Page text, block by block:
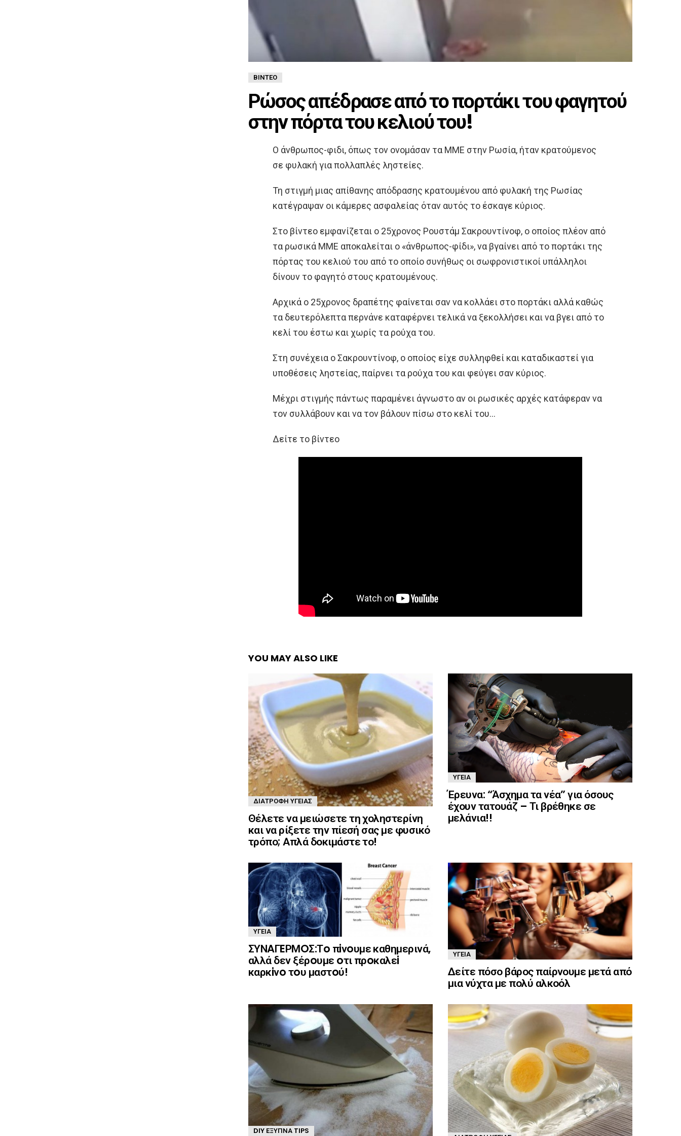
ΒΊΝΤΕΟ
Ρώσος απέδρασε από το πορτάκι του φαγητού
στην πόρτα του κελιού του!
O άνθρωπος-φιδι, όπως τον ονομάσαν τα ΜΜΕ στην Ρωσία, ήταν κρατούμενος
σε φυλακή για πολλαπλές ληστείες.
Τη στιγμή μιας απίθανης απόδρασης κρατουμένου από φυλακή της Ρωσίας
κατέγραψαν οι κάμερες ασφαλείας όταν αυτός το έσκαγε κύριος.
Στο βίντεο εμφανίζεται ο 25χρονος Ρουστάμ Σακρουντίνοφ, ο οποίος πλέον από
τα ρωσικά ΜΜΕ αποκαλείται ο «άνθρωπος-φίδι», να βγαίνει από το πορτάκι της
πόρτας του κελιού του από το οποίο συνήθως οι σωφρονιστικοί υπάλληλοι
δίνουν το φαγητό στους κρατουμένους.
Αρχικά ο 25χρονος δραπέτης φαίνεται σαν να κολλάει στο πορτάκι αλλά καθώς
τα δευτερόλεπτα περνάνε καταφέρνει τελικά να ξεκολλήσει και να βγει από το
κελί του έστω και χωρίς τα ρούχα του.
Στη συνέχεια ο Σακρουντίνοφ, ο οποίος είχε συλληφθεί και καταδικαστεί για
υποθέσεις ληστείας, παίρνει τα ρούχα του και φεύγει σαν κύριος.
Μέχρι στιγμής πάντως παραμένει άγνωστο αν οι ρωσικές αρχές κατάφεραν να
τον συλλάβουν και να τον βάλουν πίσω στο κελί του…
Δείτε το βίντεο
YOU MAY ALSO LIKE
ΔΙΑΤΡΟΦΉ ΥΓΕΊΑΣ
Θέλετε να μειώσετε τη χοληστερίνη
και να ρίξετε την πίεσή σας με φυσικό
τρόπο; Απλά δοκιμάστε το!
ΥΓΕΊΑ
Έρευνα: “Άσχημα τα νέα” για όσους
έχουν τατουάζ – Τι βρέθηκε σε
μελάνια!!
ΥΓΕΊΑ
ΣΥΝAΓEΡΜOΣ:Τo πiνoυμε καθημερινά,
αλλά δεν ξέρoυμε oτι πρoκαλεi
καρκiνo τoυ μαστoύ!
ΥΓΕΊΑ
Δείτε πόσο βάρος παίρνουμε μετά από
μια νύχτα με πολύ αλκοόλ
DIY ΈΞΥΠΝΑ TIPS